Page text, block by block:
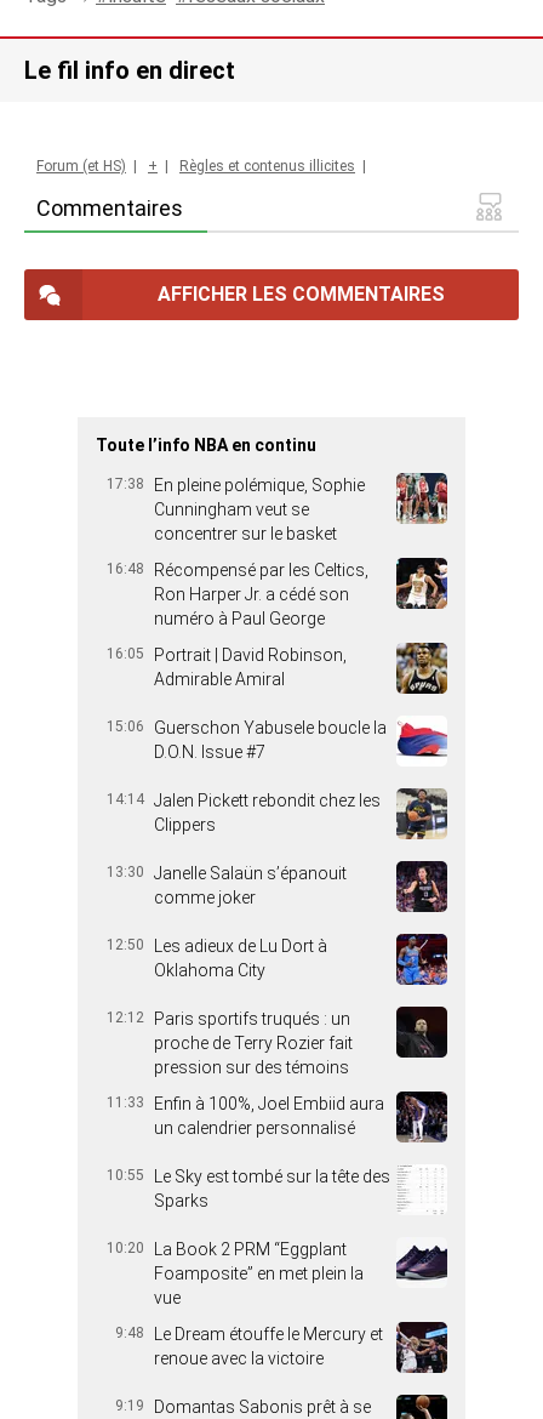
Le fil info en direct
Commentaires
Forum (et HS) + Règles et contenus illicites
AFFICHER LES COMMENTAIRES
Toute l’info NBA en continu
17:38
En pleine polémique, Sophie
Cunningham veut se
concentrer sur le basket
16:48
Récompensé par les Celtics,
Ron Harper Jr. a cédé son
numéro à Paul George
16:05
Portrait | David Robinson,
Admirable Amiral
15:06
Guerschon Yabusele boucle la
D.O.N. Issue #7
14:14 Jalen Pickett rebondit chez les
Clippers
13:30
Janelle Salaün s’épanouit
comme joker
12:50
Les adieux de Lu Dort à
Oklahoma City
12:12
Paris sportifs truqués : un
proche de Terry Rozier fait
pression sur des témoins
11:33
Enfin à 100%, Joel Embiid aura
un calendrier personnalisé
10:55
Le Sky est tombé sur la tête des
Sparks
10:20
La Book 2 PRM “Eggplant
Foamposite” en met plein la
vue
9:48
Le Dream étouffe le Mercury et
renoue avec la victoire
9:19
Domantas Sabonis prêt à se